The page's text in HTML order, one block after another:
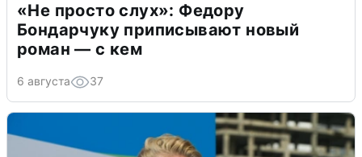
«Не просто слух»: Федору
Бондарчуку приписывают новый
роман — с кем
6 августа 37